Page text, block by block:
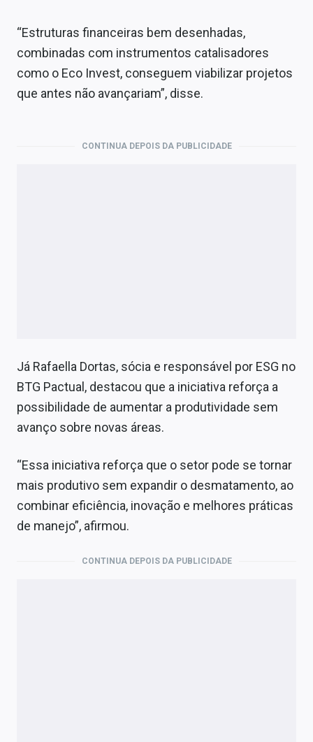
“Estruturas financeiras bem desenhadas,
combinadas com instrumentos catalisadores
como o Eco Invest, conseguem viabilizar projetos
que antes não avançariam”, disse.
CONTINUA DEPOIS DA PUBLICIDADE
Já Rafaella Dortas, sócia e responsável por ESG no
BTG Pactual, destacou que a iniciativa reforça a
possibilidade de aumentar a produtividade sem
avanço sobre novas áreas.
“Essa iniciativa reforça que o setor pode se tornar
mais produtivo sem expandir o desmatamento, ao
combinar eficiência, inovação e melhores práticas
de manejo”, afirmou.
CONTINUA DEPOIS DA PUBLICIDADE